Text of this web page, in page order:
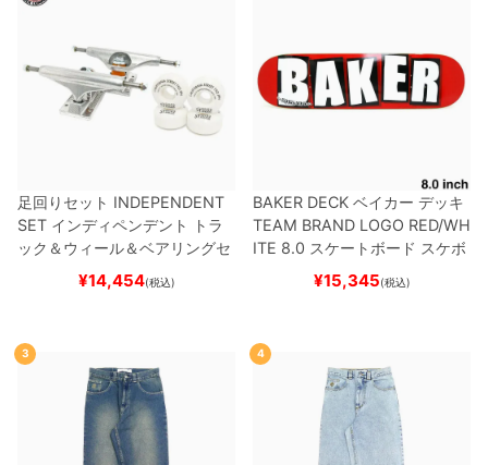
足回りセット INDEPENDENT
SET インディペンデント
トラ
ック＆ウィール＆ベアリングセ
（トリック用）
ード スケボー
¥14,454(税込)
BAKER DECK ベイカー デッキ
TEAM BRAND LOGO RED/WH
ITE 8.0 スケートボード スケボ
¥15,345(税込)
3 4